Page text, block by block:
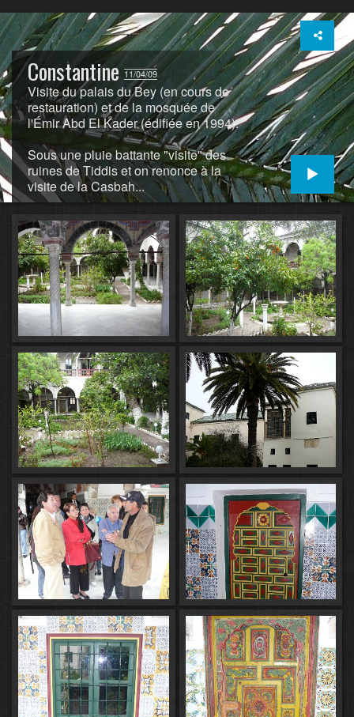
Constantine 11/04/09
Visite du palais du Bey (en cours de
restauration) et de la mosquée de
l'Émir Abd El Kader (édifiée en 1994).
Sous une pluie battante "visite" des
ruines de Tiddis et on renonce à la
visite de la Casbah...